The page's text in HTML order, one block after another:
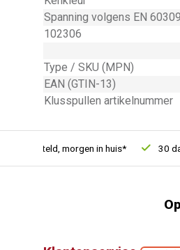
Spanning volgens EN
102306
Type / SKU (MPN)
EAN (GTIN-13)
Klusspullen artikelnummer
besteld, morgen in huis* 30